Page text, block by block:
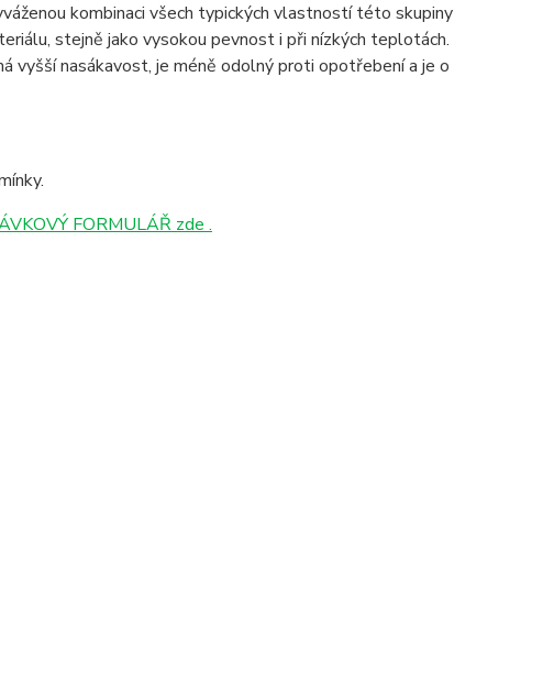
kombinaci všech typických vlastností této skupiny
stejně jako vysokou pevnost i při nízkých teplotách.
nasákavost, je méně odolný proti opotřebení a je o
FORMULÁŘ zde .